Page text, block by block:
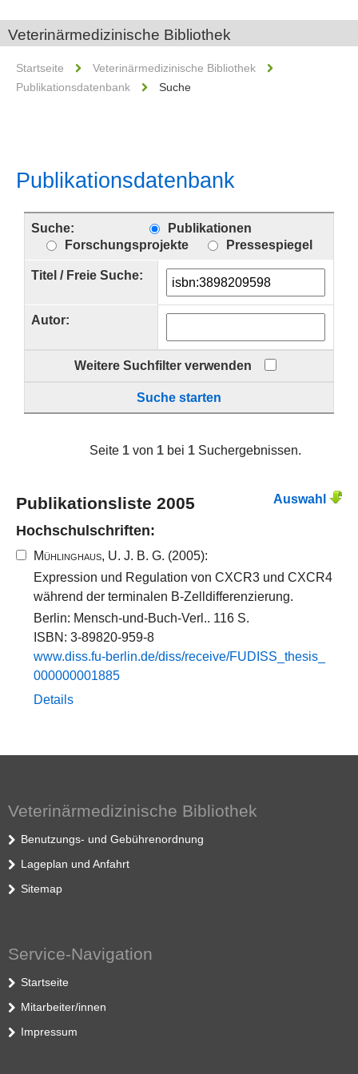
Veterinärmedizinische Bibliothek
Startseite
Veterinärmedizinische Bibliothek
Publikationsdatenbank
Suche
Publikationsdatenbank
Suche:
Publikationen
Forschungsprojekte
Pressespiegel
Titel / Freie Suche:
Autor:
Weitere Suchfilter verwenden
Suche starten
Seite 1von 1bei 1Suchergebnissen.
Auswahl
Publikationsliste 2005
Hochschulschriften:
Mühlinghaus, U. J. B. G. (2005):
Expression und Regulation von CXCR3 und CXCR4
während der terminalen B-Zelldifferenzierung.
Berlin: Mensch-und-Buch-Verl.. 116 S.
ISBN: 3-89820-959-8
www.​diss.​fu-​berlin.​de/​diss/​receive/​FUDISS_​thesis_​
000000001885​
Details
Veterinärmedizinische Bibliothek
Benutzungs- und Gebührenordnung
Lageplan und Anfahrt
Sitemap
Service-Navigation
Startseite
Mitarbeiter/innen
Impressum